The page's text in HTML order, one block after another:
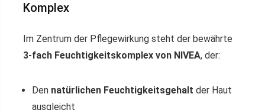
Komplex
Im Zentrum der Pflegewirkung steht der bewährte
3-fach Feuchtigkeitskomplex von NIVEA, der:
Den natürlichen Feuchtigkeitsgehalt der Haut
ausgleicht